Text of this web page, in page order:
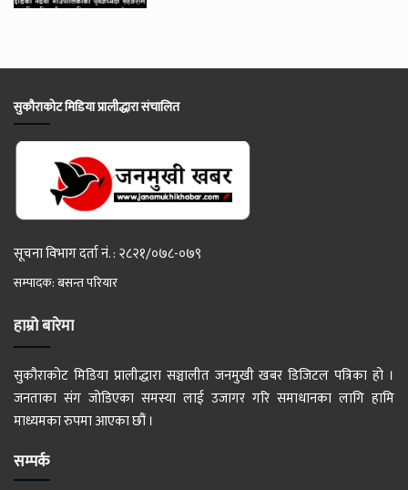
सुकौराकोट मिडिया प्रालीद्धारा संचालित
सूचना विभाग दर्ता नं. : २८२१/०७८-०७९
सम्पादक: बसन्त परियार
हाम्रो बारेमा
सुकौराकोट मिडिया प्रालीद्धारा सञ्चालीत जनमुखी खबर डिजिटल पत्रिका हो ।
जनताका संग जोडिएका समस्या लाई उजागर गरि समाधानका लागि हामि
माध्यमका रुपमा आएका छौं ।
सम्पर्क